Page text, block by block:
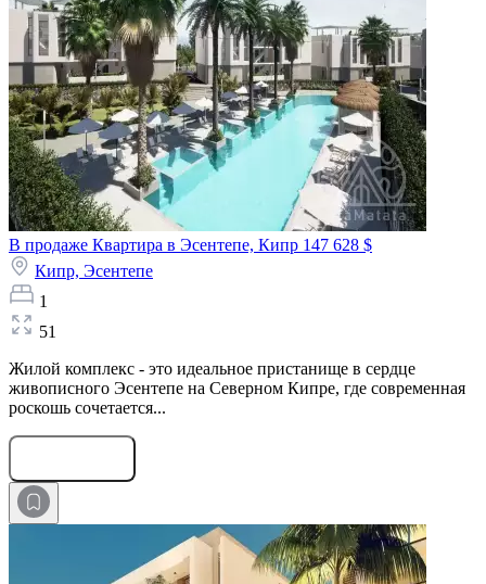
В продаже Квартира в Эсентепе, Кипр 147 628 $
Кипр, Эсентепе
1
51
Жилой комплекс - это идеальное пристанище в сердце
живописного Эсентепе на Северном Кипре, где современная
роскошь сочетается...